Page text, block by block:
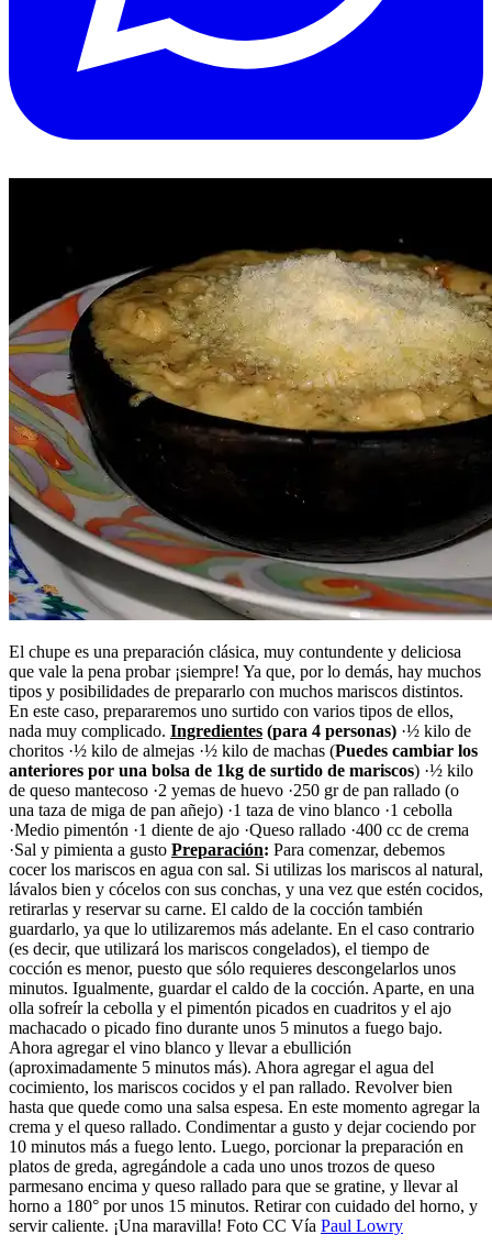
El chupe es una preparación clásica, muy contundente y deliciosa
que vale la pena probar ¡siempre! Ya que, por lo demás, hay muchos
tipos y posibilidades de prepararlo con muchos mariscos distintos.
En este caso, prepararemos uno surtido con varios tipos de ellos,
nada muy complicado. Ingredientes (para 4 personas) ·½ kilo de
choritos ·½ kilo de almejas ·½ kilo de machas (Puedes cambiar los
anteriores por una bolsa de 1kg de surtido de mariscos) ·½ kilo
de queso mantecoso ·2 yemas de huevo ·250 gr de pan rallado (o
una taza de miga de pan añejo) ·1 taza de vino blanco ·1 cebolla
·Medio pimentón ·1 diente de ajo ·Queso rallado ·400 cc de crema
·Sal y pimienta a gusto Preparación: Para comenzar, debemos
cocer los mariscos en agua con sal. Si utilizas los mariscos al natural,
lávalos bien y cócelos con sus conchas, y una vez que estén cocidos,
retirarlas y reservar su carne. El caldo de la cocción también
guardarlo, ya que lo utilizaremos más adelante. En el caso contrario
(es decir, que utilizará los mariscos congelados), el tiempo de
cocción es menor, puesto que sólo requieres descongelarlos unos
minutos. Igualmente, guardar el caldo de la cocción. Aparte, en una
olla sofreír la cebolla y el pimentón picados en cuadritos y el ajo
machacado o picado fino durante unos 5 minutos a fuego bajo.
Ahora agregar el vino blanco y llevar a ebullición
(aproximadamente 5 minutos más). Ahora agregar el agua del
cocimiento, los mariscos cocidos y el pan rallado. Revolver bien
hasta que quede como una salsa espesa. En este momento agregar la
crema y el queso rallado. Condimentar a gusto y dejar cociendo por
10 minutos más a fuego lento. Luego, porcionar la preparación en
platos de greda, agregándole a cada uno unos trozos de queso
parmesano encima y queso rallado para que se gratine, y llevar al
horno a 180° por unos 15 minutos. Retirar con cuidado del horno, y
servir caliente. ¡Una maravilla! Foto CC Vía Paul Lowry